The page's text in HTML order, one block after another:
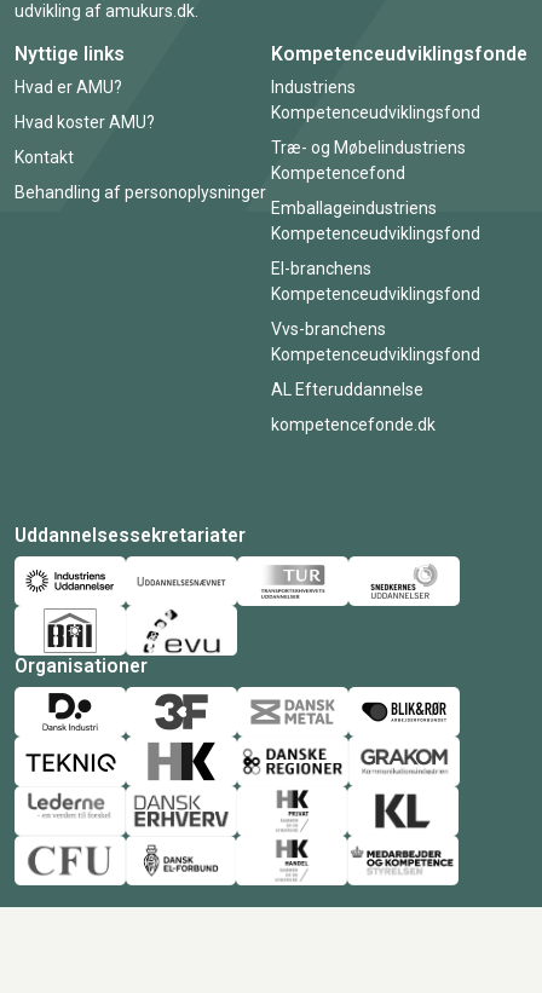
udvikling af amukurs.dk.
Nyttige links
Hvad er AMU?
Hvad koster AMU?
Kontakt
Behandling af personoplysninger
Kompetenceudviklingsfonde
Industriens
Kompetenceudviklingsfond
Træ- og Møbelindustriens
Kompetencefond
Emballageindustriens
Kompetenceudviklingsfond
El-branchens
Kompetenceudviklingsfond
Vvs-branchens
Kompetenceudviklingsfond
AL Efteruddannelse
kompetencefonde.dk
Uddannelsessekretariater
Organisationer